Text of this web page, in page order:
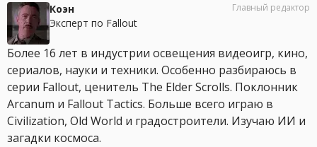
Коэн
Эксперт по Fallout
Главный редактор
Более 16 лет в индустрии освещения видеоигр, кино,
сериалов, науки и техники. Особенно разбираюсь в
серии Fallout, ценитель The Elder Scrolls. Поклонник
Arcanum и Fallout Tactics. Больше всего играю в
Civilization, Old World и градостроители. Изучаю ИИ и
загадки космоса.